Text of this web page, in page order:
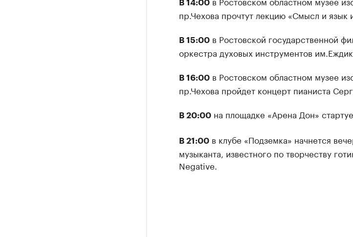
В 14:00
пр.Чехова прочтут лекцию «Смысл и язык
В 15:00в Ростовской государственной
оркестра духовых инструментов
В 16:00в Ростовском областном музее
пр.Чехова пройдет концерт пианиста
В 20:00на площадке «Арена Дон»
В 21:00в клубе «Подземка» начнется
музыканта, известного по творчеству
Negative.